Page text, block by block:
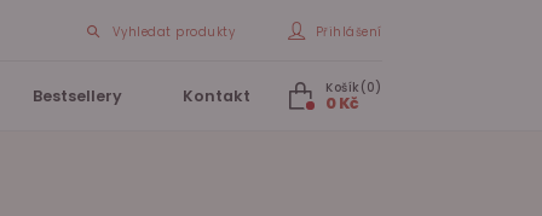
Vyhledat produkty Přihlášení
Bestsellery Kontakt Košík(0)
0 Kč